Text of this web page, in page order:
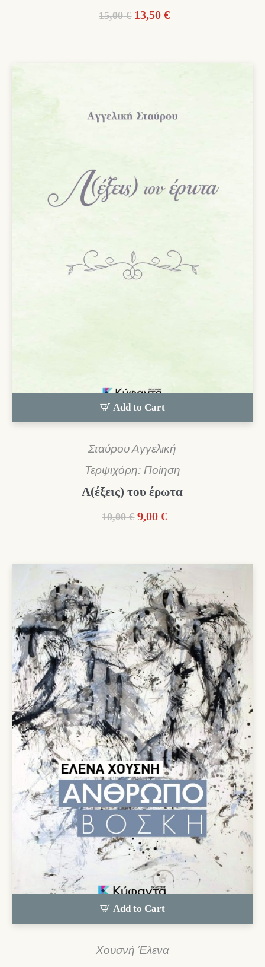
15,00 € Original
13,50 €Η
Add to Cart
Σταύρου Αγγελική
Τερψιχόρη: Ποίηση
Λ(έξεις) του έρωτα
10,00 € Original
10,00 €.
9,00 €Η
είναι:
9,00 €.
Add to Cart
Χουσνή Έλενα